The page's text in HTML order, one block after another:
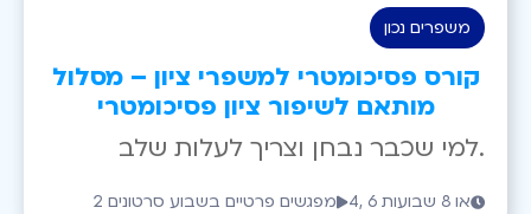
משפרים נכון
קורס פסיכומטרי למשפרי ציון – מסלול
מותאם לשיפור ציון פסיכומטרי
למי שכבר נבחן וצריך לעלות שלב.
2 מפגשים פרטיים בשבוע סרטונים 4, 6 או 8 שבועות